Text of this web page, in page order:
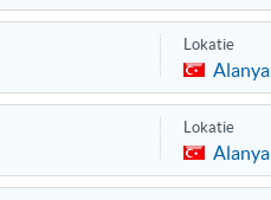
Lokatie
Alanya
Lokatie
Alanya